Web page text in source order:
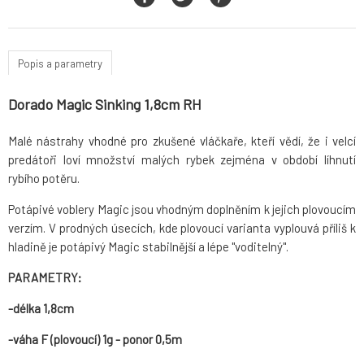
Popis a parametry
Dorado Magic Sinking 1,8cm RH
Malé nástrahy vhodné pro zkušené vláčkaře, kteří vědí, že i velcí
predátoři loví množství malých rybek zejména v období líhnutí
rybího potěru.
Potápivé voblery Magic jsou vhodným doplněním k jejich plovoucím
verzím. V prodných úsecích, kde plovoucí varianta vyplouvá příliš k
hladině je potápivý Magic stabilnější a lépe "voditelný".
PARAMETRY:
-délka 1,8cm
-váha F (plovoucí) 1g - ponor 0,5m